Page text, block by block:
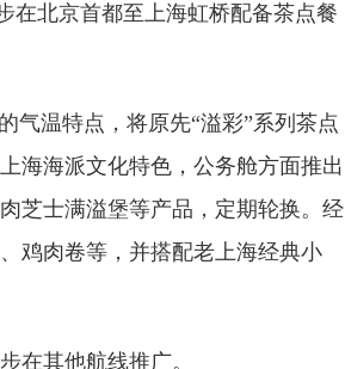
在北京首都至上海虹桥配备茶点餐
气温特点，将原先“溢彩”系列茶点
海海派文化特色，公务舱方面推出
芝士满溢堡等产品，定期轮换。经
鸡肉卷等，并搭配老上海经典小
在其他航线推广。